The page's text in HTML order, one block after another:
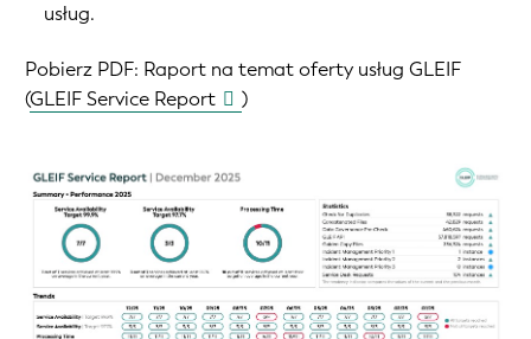
usług.
Pobierz PDF: Raport na temat oferty usług GLEIF
(GLEIF Service Report )